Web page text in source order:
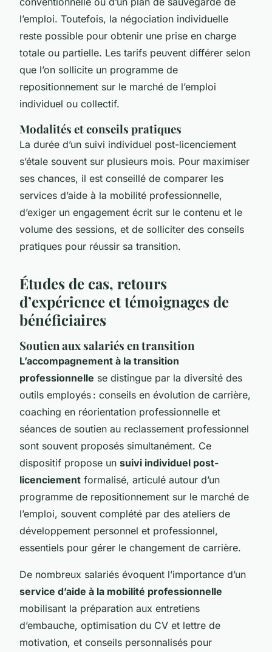
l’emploi. Toutefois, la négociation individuelle
reste possible pour obtenir une prise en charge
totale ou partielle. Les tarifs peuvent différer selon
que l’on sollicite un programme de
repositionnement sur le marché de l’emploi
individuel ou collectif.
Modalités et conseils pratiques
La durée d’un suivi individuel post-licenciement
s’étale souvent sur plusieurs mois. Pour maximiser
ses chances, il est conseillé de comparer les
services d’aide à la mobilité professionnelle,
d’exiger un engagement écrit sur le contenu et le
volume des sessions, et de solliciter des conseils
pratiques pour réussir sa transition.
Études de cas, retours
d’expérience et témoignages de
bénéficiaires
Soutien aux salariés en transition
L’accompagnement à la transition
professionnelle se distingue par la diversité des
outils employés : conseils en évolution de carrière,
coaching en réorientation professionnelle et
séances de soutien au reclassement professionnel
sont souvent proposés simultanément. Ce
dispositif propose un suivi individuel post-
licenciement formalisé, articulé autour d’un
programme de repositionnement sur le marché de
l’emploi, souvent complété par des ateliers de
développement personnel et professionnel,
essentiels pour gérer le changement de carrière.
De nombreux salariés évoquent l’importance d’un
service d’aide à la mobilité professionnelle
mobilisant la préparation aux entretiens
d’embauche, optimisation du CV et lettre de
motivation, et conseils personnalisés pour